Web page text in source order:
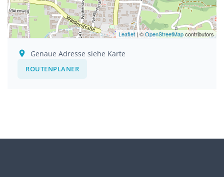
Leaflet | ©OpenStreetMapcontributors
Genaue Adresse siehe Karte
ROUTENPLANER